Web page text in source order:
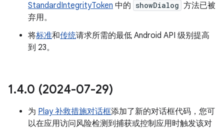
StandardIntegrityToken 中的 showDialog 方法已被
弃用。
将标准和传统请求所需的最低 Android API 级别提高
到 23。
1.4.0 (2024-07-29)
为 Play 补救措施对话框添加了新的对话框代码，您可
以在应用访问风险检测到捕获或控制应用时触发该对